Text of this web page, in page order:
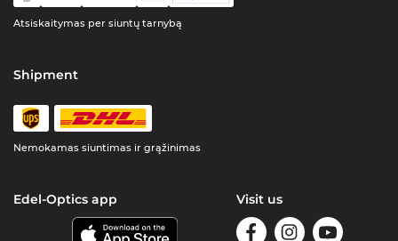
Atsiskaitymas per siuntų tarnybą
Shipment
Nemokamas siuntimas ir grąžinimas
Edel-Optics app Visit us